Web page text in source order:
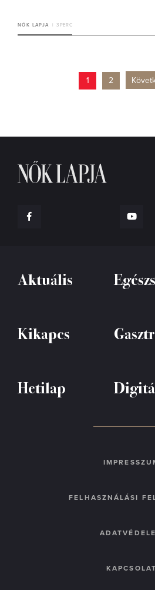
NŐK LAPJA 3 PERC
1 2
Aktuális
Kikapcs
Hetilap
FELHASZNÁLÁSI
KAPCSOLAT